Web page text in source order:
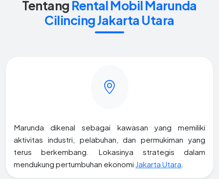
Tentang Rental Mobil Marunda
Cilincing Jakarta Utara
Marunda dikenal sebagai kawasan yang memiliki
aktivitas industri, pelabuhan, dan permukiman yang
terus berkembang. Lokasinya strategis dalam
mendukung pertumbuhan ekonomi Jakarta Utara